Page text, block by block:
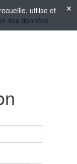
utilise et
des données